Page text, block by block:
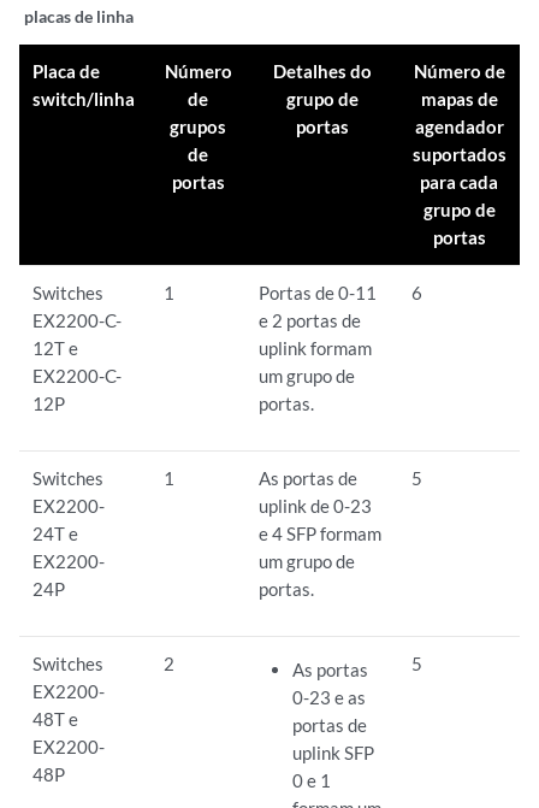
placas de linha
Placa de
switch/linha
Número
de
grupos
de
portas
Detalhes do
grupo de
portas
Número de
mapas de
agendador
suportados
para cada
grupo de
portas
Switches
EX2200-C-
12T e
EX2200-C-
12P
1
Portas de 0-11
e 2 portas de
uplink formam
um grupo de
portas.
6
Switches
EX2200-
24T e
EX2200-
24P
1
As portas de
uplink de 0-23
e 4 SFP formam
um grupo de
portas.
5
Switches
EX2200-
48T e
EX2200-
48P
2
As portas
0-23 e as
portas de
uplink SFP
0 e 1
5